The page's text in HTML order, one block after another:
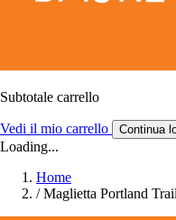
Subtotale carrello
Vedi il mio carrello Continua
Loading...
Home
/ Maglietta Portland